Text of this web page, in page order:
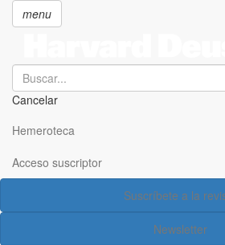
principal
menu
Search
Cancelar
Hemeroteca
Acceso suscriptor
Suscríbete a la
Newsletter
Acceso suscriptor